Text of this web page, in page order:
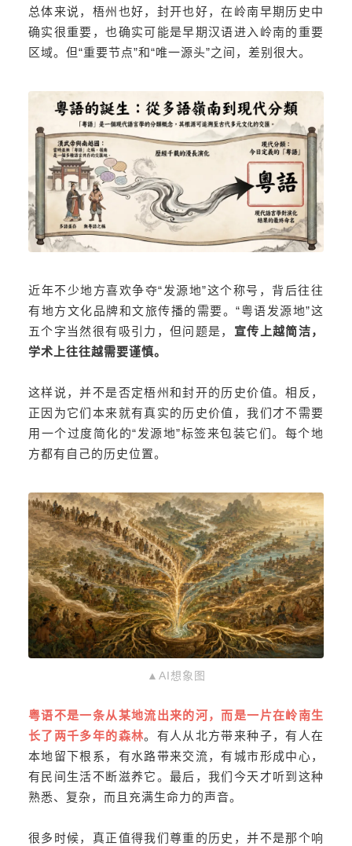
总体来说，梧州也好，封开也好，在岭南早期历史中
确实很重要，也确实可能是早期汉语进入岭南的重要
区域。但“重要节点”和“唯一源头”之间，差别很大。
近年不少地方喜欢争夺“发源地”这个称号，背后往往
有地方文化品牌和文旅传播的需要。“粤语发源地”这
五个字当然很有吸引力，但问题是， 宣传上越简洁，
学术上往往越需要谨慎。
这样说，并不是否定梧州和封开的历史价值。相反，
正因为它们本来就有真实的历史价值，我们才不需要
用一个过度简化的“发源地”标签来包装它们。每个地
方都有自己的历史位置。
▲AI想象图
粤语不是一条从某地流出来的河，而是一片在岭南生
长了两千多年的森林。有人从北方带来种子，有人在
本地留下根系，有水路带来交流，有城市形成中心，
有民间生活不断滋养它。最后，我们今天才听到这种
熟悉、复杂，而且充满生命力的声音。
很多时候，真正值得我们尊重的历史，并不是那个响